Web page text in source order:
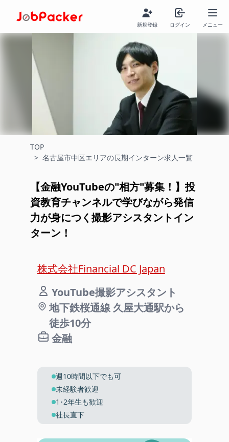
新規登録 ログイン メニュー
TOP
> 名古屋市中区エリアの長期インターン求人一覧
【金融YouTubeの"相方"募集！】投
資教育チャンネルで学びながら発信
力が身につく撮影アシスタントイン
ターン！
株式会社Financial DC Japan
YouTube撮影アシスタント
地下鉄桜通線 久屋大通駅から
徒歩10分
金融
週10時間以下でも可
未経験者歓迎
1･2年生も歓迎
社長直下